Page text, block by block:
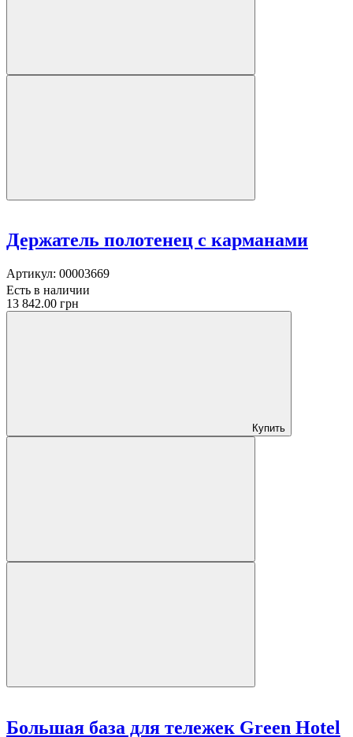
Держатель полотенец с карманами
Артикул: 00003669
Есть в наличии
13 842.00 грн
Купить
Большая база для тележек Green Hotel